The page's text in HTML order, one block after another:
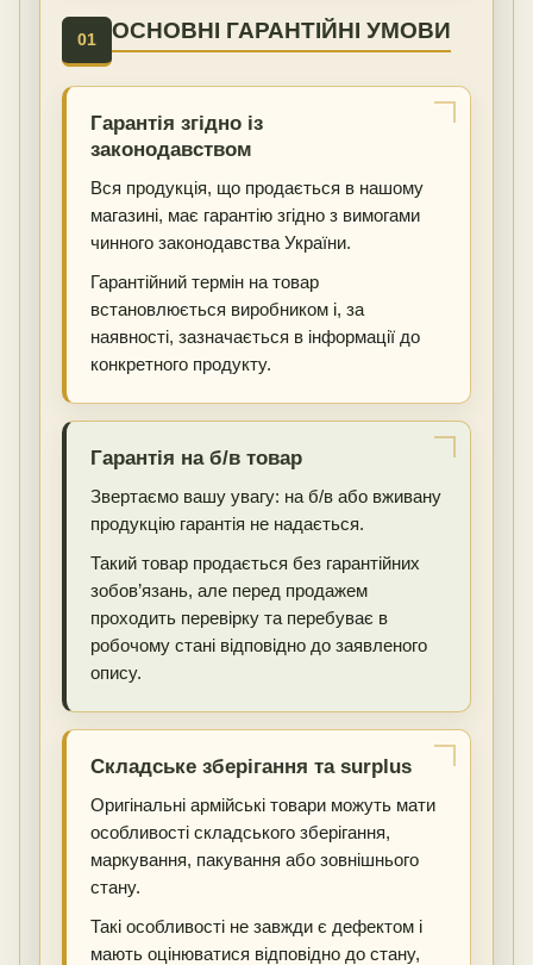
01 ОСНОВНІ ГАРАНТІЙНІ УМОВИ
Гарантія згідно із
законодавством
Вся продукція, що продається в нашому
магазині, має гарантію згідно з вимогами
чинного законодавства України.
Гарантійний термін на товар
встановлюється виробником і, за
наявності, зазначається в інформації до
конкретного продукту.
Гарантія на б/в товар
Звертаємо вашу увагу: на б/в або вживану
продукцію гарантія не надається.
Такий товар продається без гарантійних
зобов’язань, але перед продажем
проходить перевірку та перебуває в
робочому стані відповідно до заявленого
опису.
Складське зберігання та surplus
Оригінальні армійські товари можуть мати
особливості складського зберігання,
маркування, пакування або зовнішнього
стану.
Такі особливості не завжди є дефектом і
мають оцінюватися відповідно до стану,